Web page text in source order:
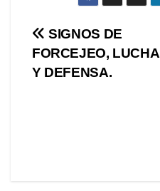
Navegación
de
SIGNOS DE
FORCEJEO, LUCHA
Y DEFENSA.